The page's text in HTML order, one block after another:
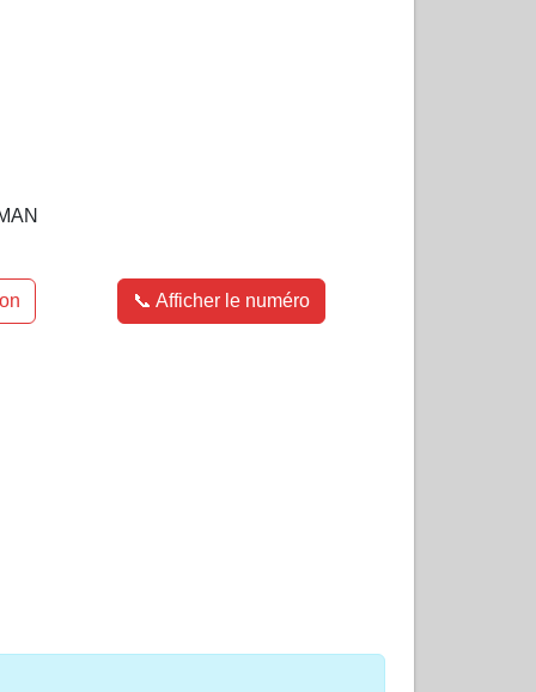
📞 Afficher le numéro